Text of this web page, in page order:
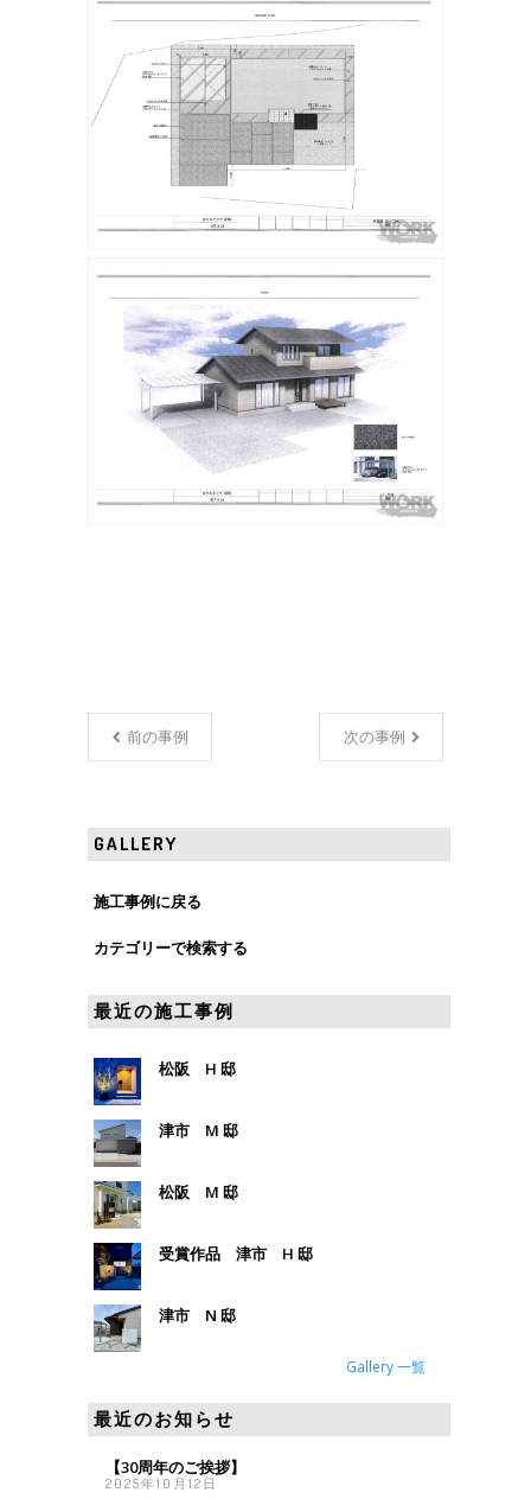
前の事例 次の事例
GALLERY
施工事例に戻る
カテゴリーで検索する
最近の施工事例
松阪 H 邸
津市 M 邸
松阪 M 邸
受賞作品 津市 H 邸
津市 N 邸
Gallery 一覧
最近のお知らせ
【30周年のご挨拶】
2025年10月12日